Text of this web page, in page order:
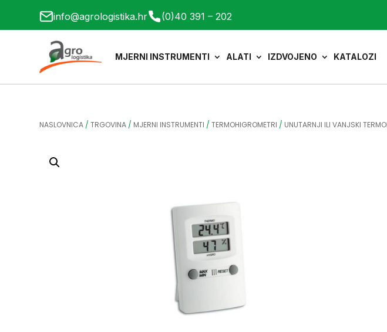
info@agrologistika.hr (0)40 391 – 202
MJERNI INSTRUMENTI ALATI IZDVOJENO KATALOZI
NASLOVNICA /TRGOVINA / MJERNI INSTRUMENTI /TERMOHIGROMETRI / UNUTARNJI ILI VANJSKI